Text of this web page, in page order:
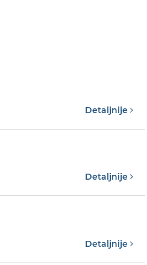
Detaljnije
Detaljnije
Detaljnije